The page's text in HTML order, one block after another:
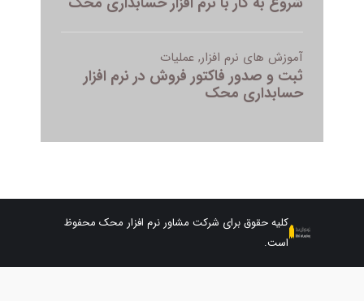
کلیه حقوق برای شرکت مشاور نرم افزار محک محفوظ
است.